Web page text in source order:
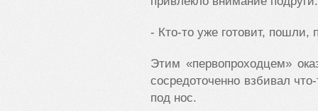
- Кто-то уже готовит, пошли,
Этим «первопроходцем»
сосредоточенно взбивал
под нос.